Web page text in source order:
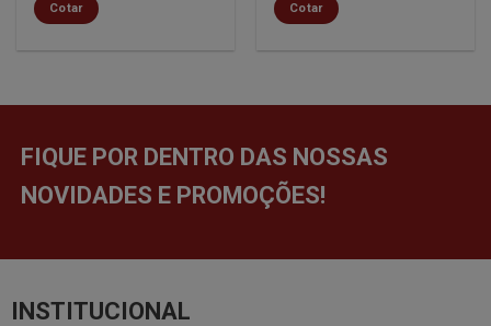
Cotar Cotar
FIQUE POR DENTRO DAS NOSSAS
NOVIDADES E PROMOÇÕES!
INSTITUCIONAL